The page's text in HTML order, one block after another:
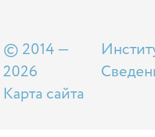
© 2014 —
2026
Карта сайта